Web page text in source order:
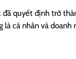
quyết định trở
cá nhân và doanh